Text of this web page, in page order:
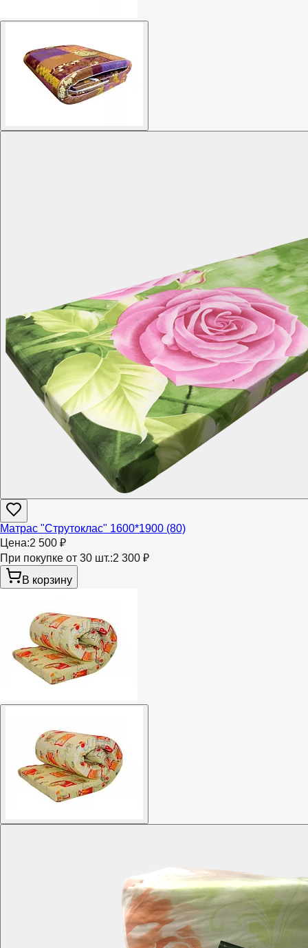
Матрас "Струтоклас" 1600*1900 (80)
Цена:2 500 ₽
При покупке от 30 шт.:2 300 ₽
В корзину